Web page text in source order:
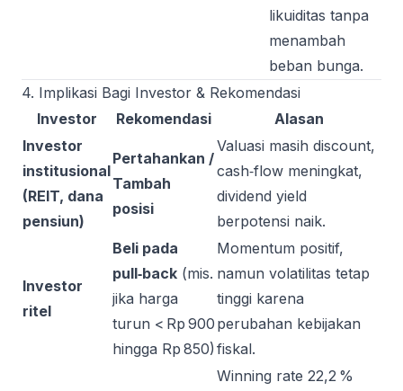
likuiditas tanpa
menambah
beban bunga.
4. Implikasi Bagi Investor & Rekomendasi
Investor
Rekomendasi
Alasan
Investor
institusional
(REIT, dana
pensiun)
Pertahankan /
Tambah
posisi
Valuasi masih discount,
cash‑flow meningkat,
dividend yield
berpotensi naik.
Investor
ritel
Beli pada
pull‑back (mis.
jika harga
turun < Rp 900
hingga Rp 850)
Momentum positif,
namun volatilitas tetap
tinggi karena
perubahan kebijakan
fiskal.
Winning rate 22,2 %